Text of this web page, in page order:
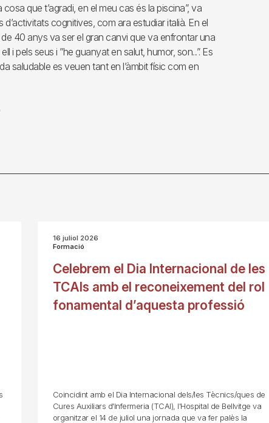
que t’agradi, en el meu cas és la piscina”, va
cognitives, com ara estudiar italià. En el
40 anys va ser el gran canvi que va enfrontar una
i pels seus i ”he guanyat en salut, humor, son...”. Es
saludable es veuen tant en l’àmbit físic com en
16 juliol 2026
Formació
Celebrem el Dia Internacional de les
TCAIs amb el reconeixement del rol
fonamental d’aquesta professió
Coincidint amb el Dia Internacional dels/les Tècnics/ques de
Cures Auxiliars d'Infermeria (TCAI), l'Hospital de Bellvitge va
organitzar el 14 de juliol una jornada que va fer palès la